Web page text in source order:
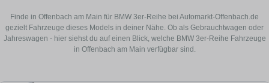
Finde in Offenbach am Main für BMW 3er-Reihe bei Automarkt-Offenbach.de
gezielt Fahrzeuge dieses Models in deiner Nähe. Ob als Gebrauchtwagen oder
Jahreswagen - hier siehst du auf einen Blick, welche BMW 3er-Reihe Fahrzeuge
in Offenbach am Main verfügbar sind.